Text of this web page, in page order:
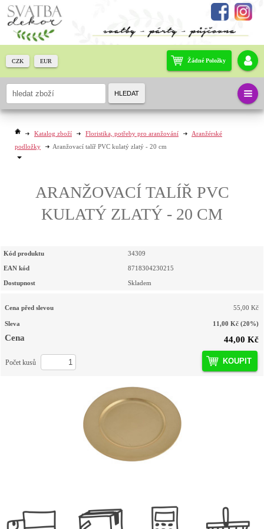
Katalog zboží Floristika, potřeby pro aranžování
Aranžérské
podložky
Aranžovací talíř PVC kulatý zlatý - 20 cm
ARANŽOVACÍ TALÍŘ PVC
KULATÝ ZLATÝ - 20 CM
Kód produktu 34309
EAN kód 8718304230215
Dostupnost Skladem
Cena před slevou 55,00 Kč
Sleva 11,00 Kč (20%)
Cena 44,00 Kč
KOUPIT
Počet kusů
Žádné Položky
CZK EUR
HLEDAT